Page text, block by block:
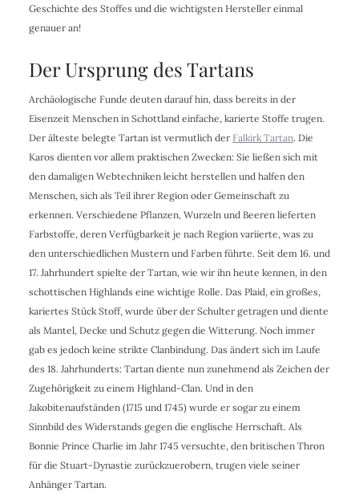
Geschichte des Stoffes und die wichtigsten Hersteller einmal
genauer an!
Der Ursprung des Tartans
Archäologische Funde deuten darauf hin, dass bereits in der
Eisenzeit Menschen in Schottland einfache, karierte Stoffe trugen.
Der älteste belegte Tartan ist vermutlich der Falkirk Tartan. Die
Karos dienten vor allem praktischen Zwecken: Sie ließen sich mit
den damaligen Webtechniken leicht herstellen und halfen den
Menschen, sich als Teil ihrer Region oder Gemeinschaft zu
erkennen. Verschiedene Pflanzen, Wurzeln und Beeren lieferten
Farbstoffe, deren Verfügbarkeit je nach Region variierte, was zu
den unterschiedlichen Mustern und Farben führte. Seit dem 16. und
17. Jahrhundert spielte der Tartan, wie wir ihn heute kennen, in den
schottischen Highlands eine wichtige Rolle. Das Plaid, ein großes,
kariertes Stück Stoff, wurde über der Schulter getragen und diente
als Mantel, Decke und Schutz gegen die Witterung. Noch immer
gab es jedoch keine strikte Clanbindung. Das ändert sich im Laufe
des 18. Jahrhunderts: Tartan diente nun zunehmend als Zeichen der
Zugehörigkeit zu einem Highland-Clan. Und in den
Jakobitenaufständen (1715 und 1745) wurde er sogar zu einem
Sinnbild des Widerstands gegen die englische Herrschaft. Als
Bonnie Prince Charlie im Jahr 1745 versuchte, den britischen Thron
für die Stuart-Dynastie zurückzuerobern, trugen viele seiner
Anhänger Tartan.